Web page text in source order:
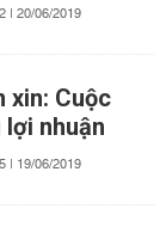
| 20/06/2019
xin: Cuộc
nhuận
| 19/06/2019